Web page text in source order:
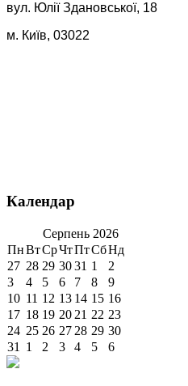
вул. Юлії Здановської, 18
м. Київ, 03022
Календар
Серпень 2026
ПнВтСрЧтПтСбНд
27 28 29 3031 1
2
3
4 5 6 7 8
9
10 11 12 13 14 15 16
17 18 19 20 21 22 23
24 25 26 27 28 29 30
31
1 2 3 4 5 6